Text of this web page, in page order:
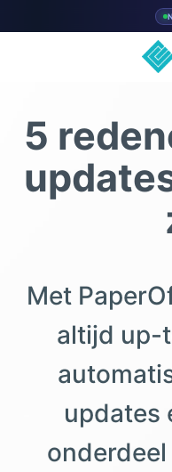
5
Met
altijd up-
updates